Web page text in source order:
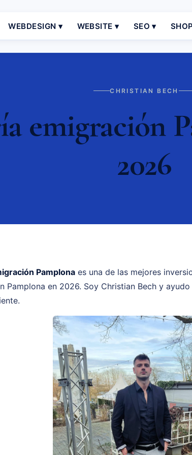
WEBDESIGN ▾ WEBSITE ▾ SEO ▾
CHRISTIAN BECH
emigración
2026
Pamplona es una de las mejores
Pamplona en 2026. Soy Christian Bech y